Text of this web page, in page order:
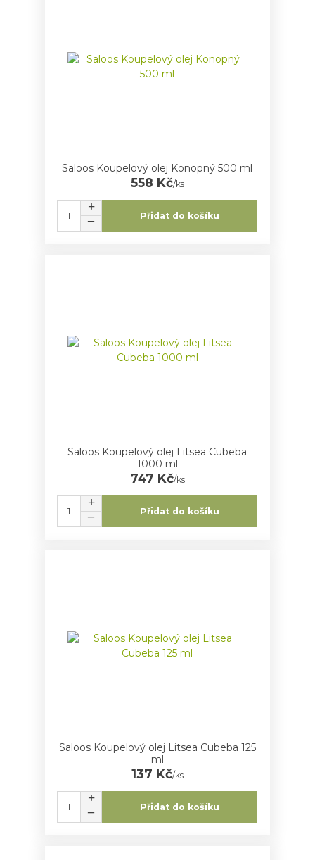
Saloos Koupelový olej Konopný 500 ml
558 Kč/ks
Přidat do košíku
Saloos Koupelový olej Litsea Cubeba
1000 ml
747 Kč/ks
Přidat do košíku
Saloos Koupelový olej Litsea Cubeba 125
ml
137 Kč/ks
Přidat do košíku